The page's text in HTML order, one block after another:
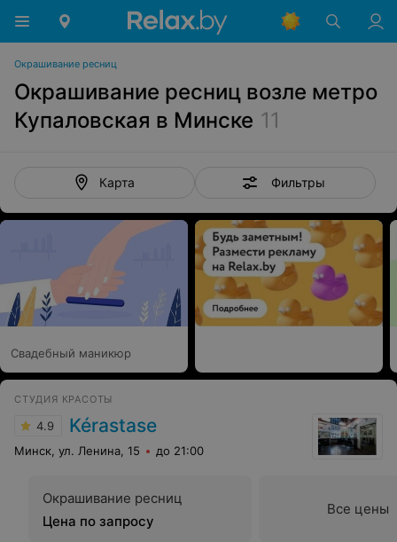
Окрашивание ресниц
Окрашивание ресниц возле метро
Купаловская в Минске 11
Карта Фильтры
Свадебный маникюр
СТУДИЯ КРАСОТЫ
4.9 Kérastase
Минск, ул. Ленина, 15 до 21:00
Окрашивание ресниц
Цена по запросу
Все цены